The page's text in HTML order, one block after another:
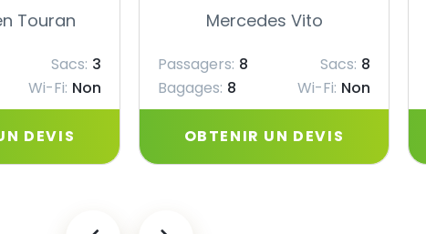
Touran
Sacs: 3
Wi-Fi: Non
DEVIS
Mercedes Vito
Passagers: 8 Sacs: 8
Bagages: 8 Wi-Fi: Non
OBTENIR UN DEVIS